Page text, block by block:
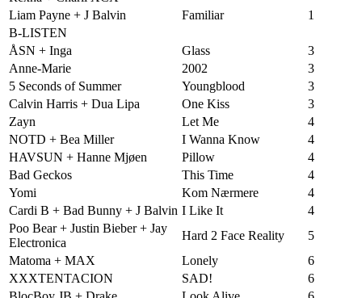
Liam Payne + J Balvin
Familiar
1
B-LISTEN
ÅSN + Inga
Glass
3
Anne-Marie
2002
3
5 Seconds of Summer
Youngblood
3
Calvin Harris + Dua Lipa
One Kiss
3
Zayn
Let Me
4
NOTD + Bea Miller
I Wanna Know
4
HAVSUN + Hanne Mjøen
Pillow
4
Bad Geckos
This Time
4
Yomi
Kom Nærmere
4
Cardi B + Bad Bunny + J Balvin I Like It
4
Poo Bear + Justin Bieber + Jay
Electronica
Hard 2 Face Reality
5
Matoma + MAX
Lonely
6
XXXTENTACION
SAD!
6